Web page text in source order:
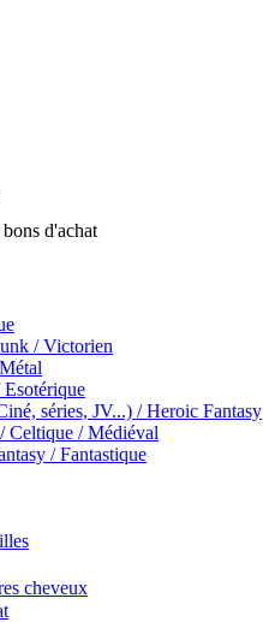
d'achat
/ Victorien
séries, JV...) / Heroic Fantasy
Celtique / Médiéval
/ Fantastique
cheveux